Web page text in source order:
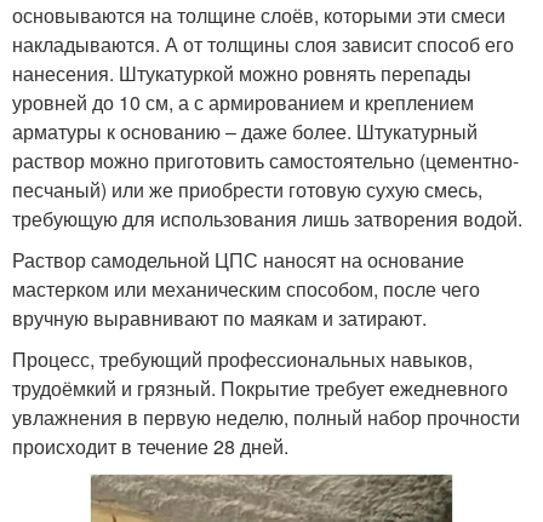
основываются на толщине слоёв, которыми эти смеси
накладываются. А от толщины слоя зависит способ его
нанесения. Штукатуркой можно ровнять перепады
уровней до 10 см, а с армированием и креплением
арматуры к основанию – даже более. Штукатурный
раствор можно приготовить самостоятельно (цементно-
песчаный) или же приобрести готовую сухую смесь,
требующую для использования лишь затворения водой.
Раствор самодельной ЦПС наносят на основание
мастерком или механическим способом, после чего
вручную выравнивают по маякам и затирают.
Процесс, требующий профессиональных навыков,
трудоёмкий и грязный. Покрытие требует ежедневного
увлажнения в первую неделю, полный набор прочности
происходит в течение 28 дней.